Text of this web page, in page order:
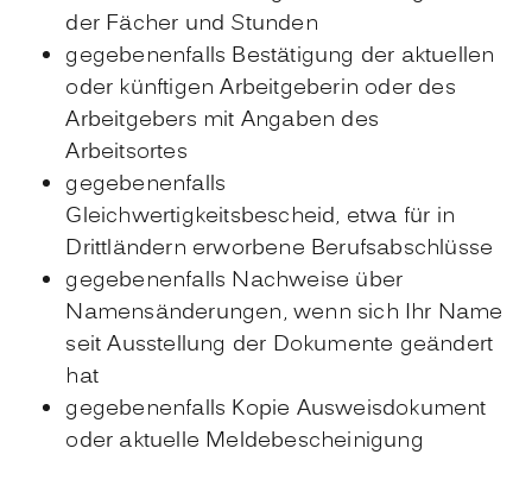
der Fächer und Stunden
gegebenenfalls Bestätigung der aktuellen
oder künftigen Arbeitgeberin oder des
Arbeitgebers mit Angaben des
Arbeitsortes
gegebenenfalls
Gleichwertigkeitsbescheid, etwa für in
Drittländern erworbene Berufsabschlüsse
gegebenenfalls Nachweise über
Namensänderungen, wenn sich Ihr Name
seit Ausstellung der Dokumente geändert
hat
gegebenenfalls Kopie Ausweisdokument
oder aktuelle Meldebescheinigung